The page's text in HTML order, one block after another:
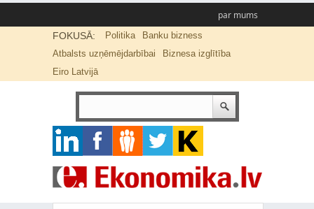
par mums
FOKUSĀ: Politika
Banku bizness
Atbalsts uzņēmējdarbībai
Biznesa izglītība
Eiro Latvijā